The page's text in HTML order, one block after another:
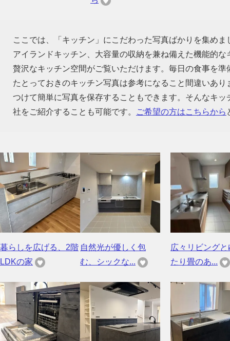
ここでは、「キッチン」にこだわった写真ばかりを集め
アイランドキッチン、大容量の収納を兼ね備えた機能的
贅沢なキッチン空間がご覧いただけます。毎日の食事を
たとっておきのキッチン写真は参考になること間違いあ
つけて簡単に写真を保存することもできます。そんなキ
社をご紹介することも可能です。
ご希望の方はこちらから
暮らしを広げる、2階
LDKの家
自然光が優しく包
む、シックな...
広々リビングと
たり畳のあ...